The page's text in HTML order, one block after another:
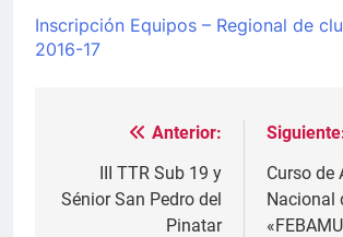
Inscripción Equipos – Regional de
2016-17
Navegación
Anterior:
III TTR Sub 19 y
Sénior San Pedro del
Pinatar
Curso de
Nacional